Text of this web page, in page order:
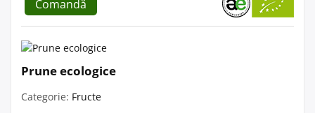
Comandă
Prune ecologice
Categorie: Fructe